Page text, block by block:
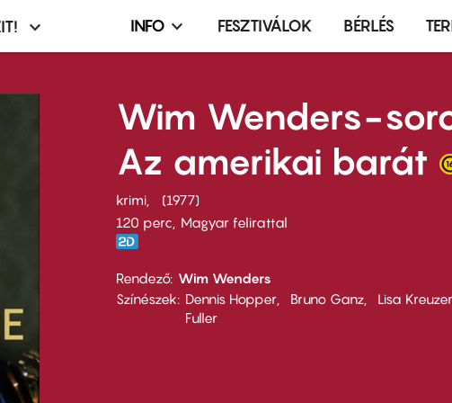
Infó,
terembérlés
menü
INFO FESZTIVÁLOK BÉRLÉS
Wim Wenders-
Az amerikai barát
krimi
1977
120 perc,
Magyar felirattal
Rendező Wim Wenders
Színészek
Dennis Hopper Bruno Ganz Lisa Kreuzer
Fuller